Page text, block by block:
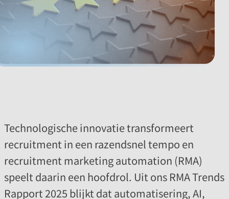
Technologische innovatie transformeert
recruitment in een razendsnel tempo en
recruitment marketing automation (RMA)
speelt daarin een hoofdrol. Uit ons RMA Trends
Rapport 2025 blijkt dat automatisering, AI,